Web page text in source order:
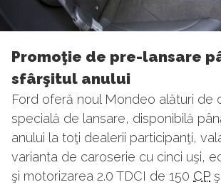
Promoţie de pre-lansare
sfârşitul anului
Ford oferă noul Mondeo alături de
specială de lansare, disponibilă
anului la toţi dealerii participanţi,
varianta de caroserie cu cinci uşi,
şi motorizarea 2.0 TDCI de 150 CP